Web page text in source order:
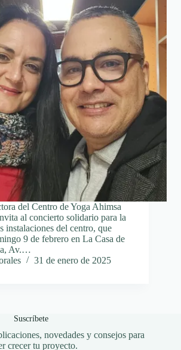
del Centro de Yoga Ahimsa
al concierto solidario para la
instalaciones del centro, que
9 de febrero en La Casa de
Av.…
31 de enero de 2025
Suscríbete
novedades y consejos para
crecer tu proyecto.